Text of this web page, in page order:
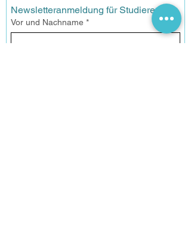
Newsletteranmeldung für Studierende
Vor und Nachname *